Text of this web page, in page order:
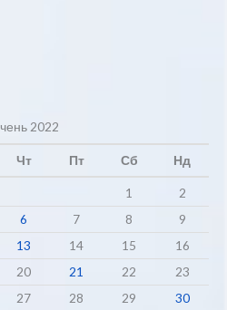
2022
Чт Пт Сб Нд
1
2
6 7 8
9
13 14 15
16
20 21 22
23
27 28 29
30